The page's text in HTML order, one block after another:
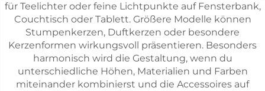
für Teelichter oder feine Lichtpunkte auf Fensterbank,
Couchtisch oder Tablett. Größere Modelle können
Stumpenkerzen, Duftkerzen oder besondere
Kerzenformen wirkungsvoll präsentieren. Besonders
harmonisch wird die Gestaltung, wenn du
unterschiedliche Höhen, Materialien und Farben
miteinander kombinierst und die Accessoires auf